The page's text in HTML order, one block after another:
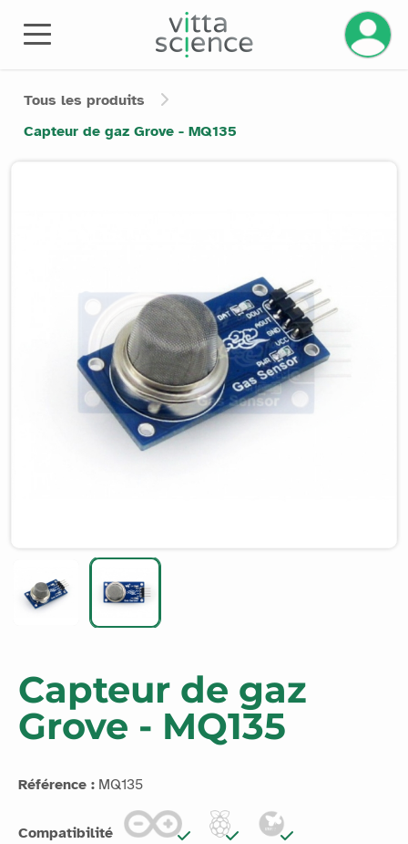
Gérez
Tous les produits
Capteur de gaz Grove - MQ135
Capteur de gaz
Grove - MQ135
Référence : MQ135
Compatibilité